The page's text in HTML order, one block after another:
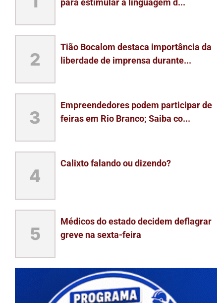
2
Tião Bocalom destaca importância da
liberdade de imprensa durante...
3
Empreendedores podem participar de
feiras em Rio Branco; Saiba co...
4
Calixto falando ou dizendo?
5
Médicos do estado decidem deflagrar
greve na sexta-feira